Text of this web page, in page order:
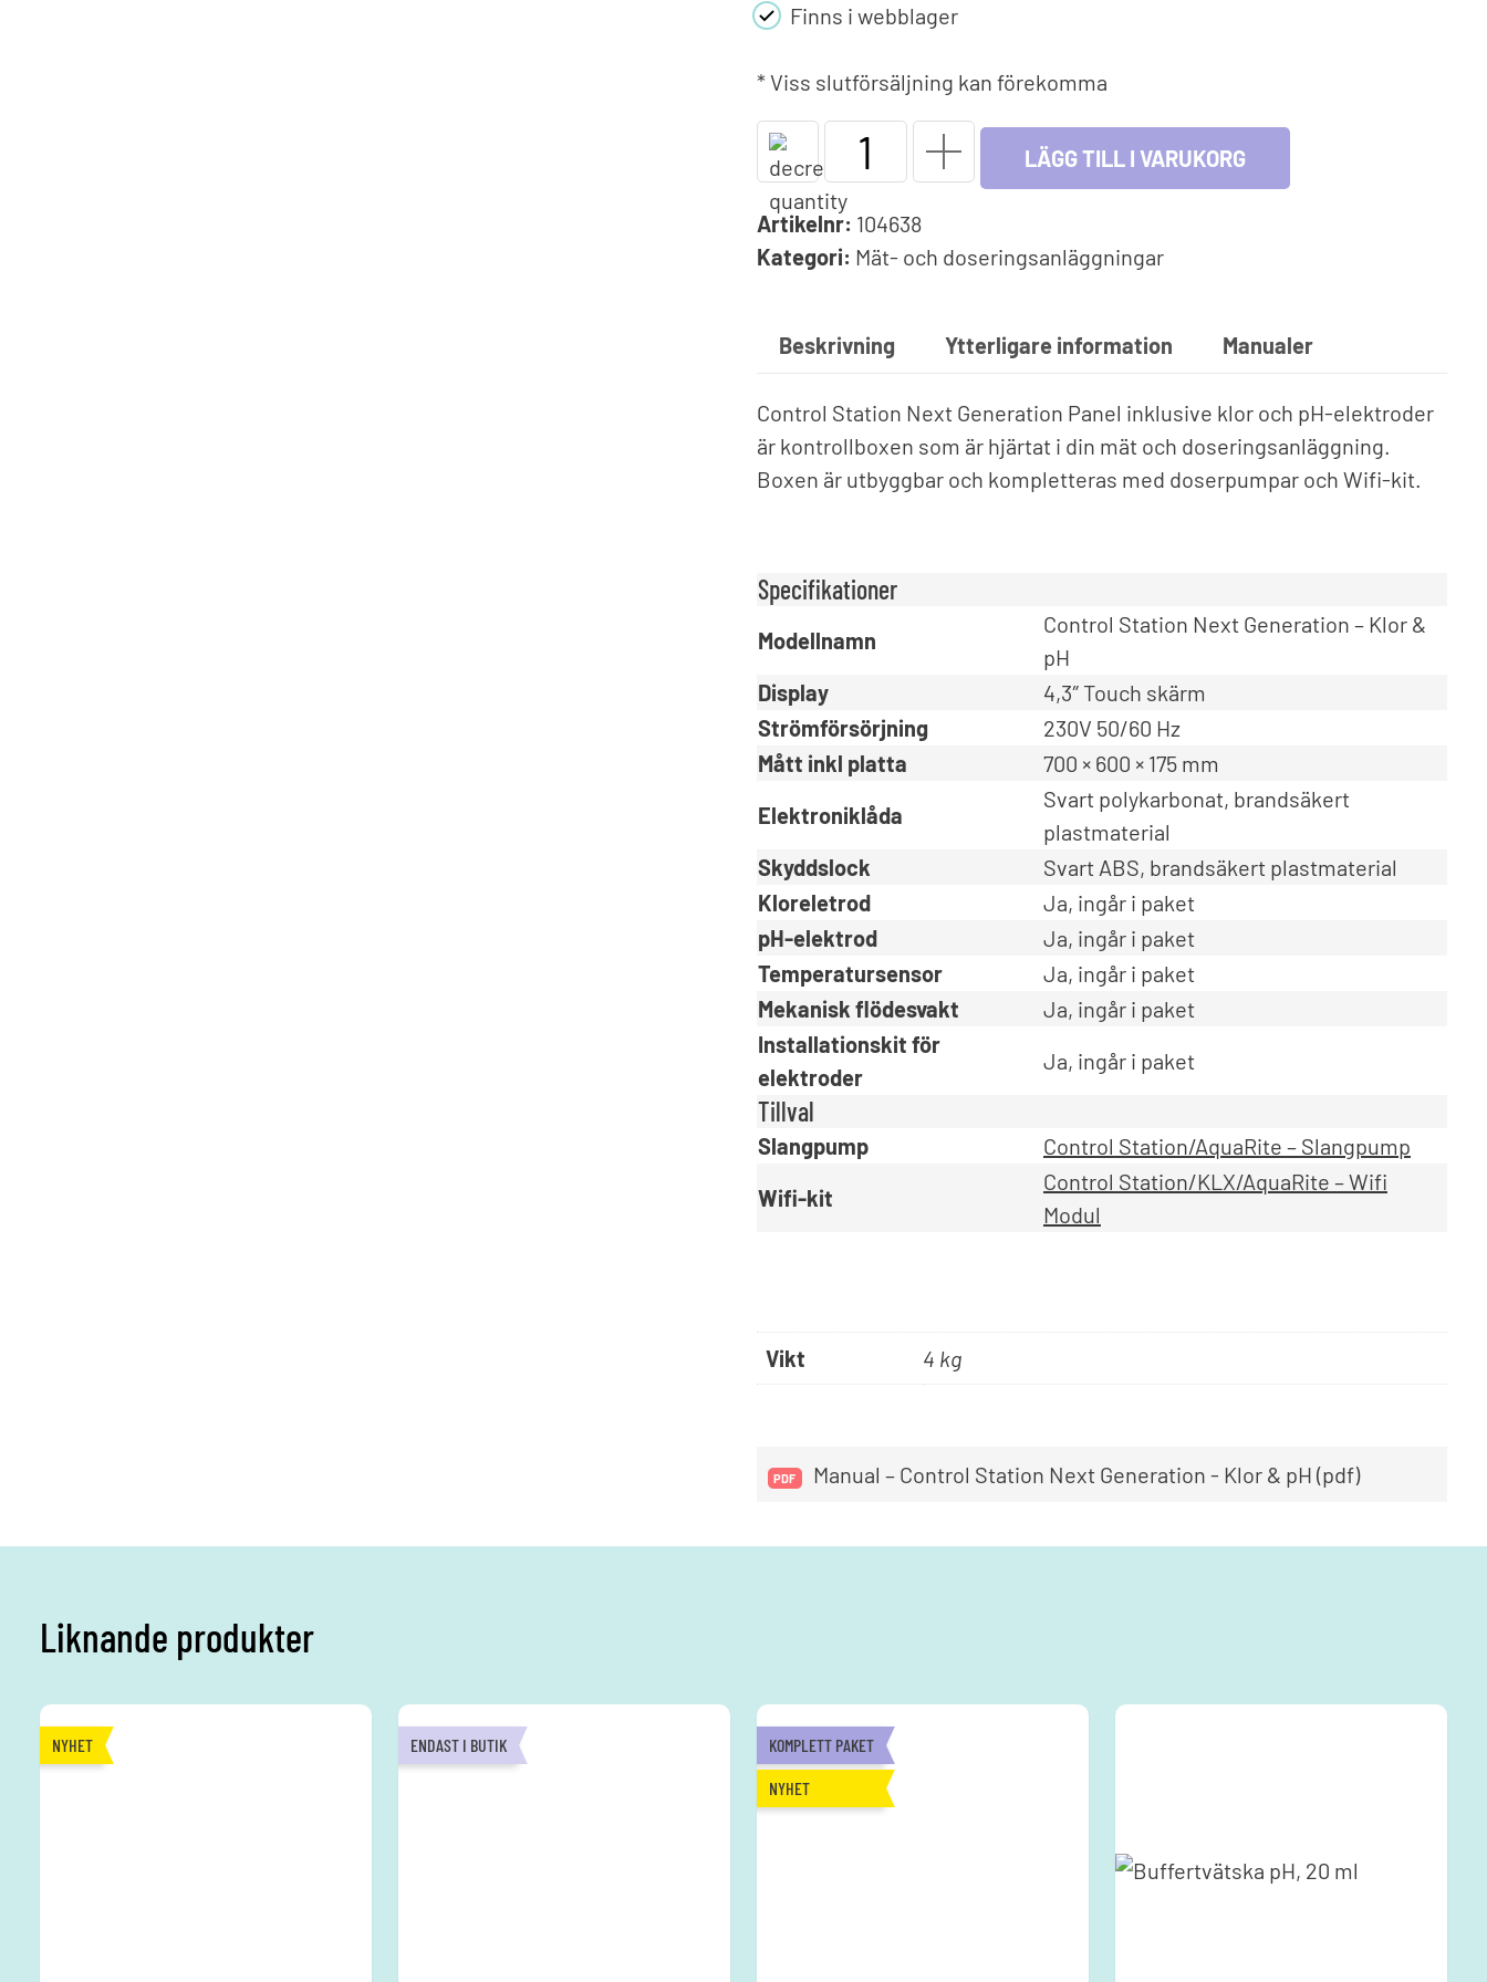
Upprullningsanordning
Träna i poolen
Endless Pools®
Jet Swim
Spel och lek
Uppblåsbara leksaker
Finns i webblager
* Viss slutförsäljning kan förekomma
Control
Station
Panel
Next
Generation
Fritt
&
pH
mängd
LÄGG TILL I VARUKORG
Artikelnr: 104638
Kategori: Mät- och doseringsanläggningar
Beskrivning Ytterligare information Manualer
Control Station Next Generation Panel inklusive klor och pH-elektroder
är kontrollboxen som är hjärtat i din mät och doseringsanläggning.
Boxen är utbyggbar och kompletteras med doserpumpar och Wifi-kit.
Specifikationer
Modellnamn
Control Station Next Generation – Klor &
pH
Display
4,3″ Touch skärm
Strömförsörjning
230V 50/60 Hz
Mått inkl platta
700 × 600 × 175 mm
Elektroniklåda
Svart polykarbonat, brandsäkert
plastmaterial
Skyddslock
Svart ABS, brandsäkert plastmaterial
Kloreletrod
Ja, ingår i paket
pH-elektrod
Ja, ingår i paket
Temperatursensor
Ja, ingår i paket
Mekanisk flödesvakt
Ja, ingår i paket
Installationskit för
elektroder
Ja, ingår i paket
Tillval
Slangpump
Control Station/AquaRite – Slangpump
Wifi-kit
Control Station/KLX/AquaRite – Wifi
Modul
Vikt 4 kg
Manual – Control Station Next Generation - Klor & pH (pdf)
Liknande produkter
NYHET ENDAST I BUTIK KOMPLETT PAKET
NYHET